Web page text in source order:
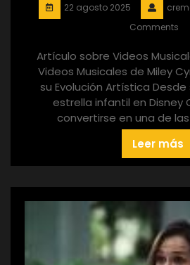
22 agosto 2025
Comments
Artículo sobre Videos
Videos Musicales de Miley
su Evolución Artística
estrella infantil en Disney
convertirse en una de
Leer más